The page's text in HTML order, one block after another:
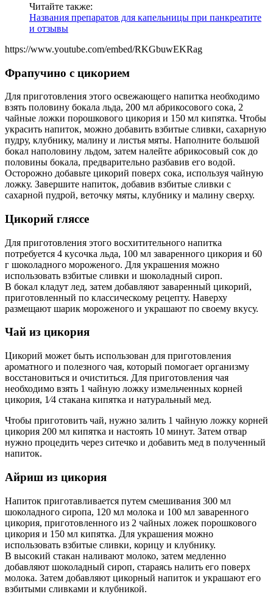
Читайте также:
Названия препаратов для капельницы при панкреатите
и отзывы
https://www.youtube.com/embed/RKGbuwEKRag
Фрапучино с цикорием
Для приготовления этого освежающего напитка необходимо
взять половину бокала льда, 200 мл абрикосового сока, 2
чайные ложки порошкового цикория и 150 мл кипятка. Чтобы
украсить напиток, можно добавить взбитые сливки, сахарную
пудру, клубнику, малину и листья мяты. Наполните большой
бокал наполовину льдом, затем налейте абрикосовый сок до
половины бокала, предварительно разбавив его водой.
Осторожно добавьте цикорий поверх сока, используя чайную
ложку. Завершите напиток, добавив взбитые сливки с
сахарной пудрой, веточку мяты, клубнику и малину сверху.
Цикорий гляссе
Для приготовления этого восхитительного напитка
потребуется 4 кусочка льда, 100 мл заваренного цикория и 60
г шоколадного мороженого. Для украшения можно
использовать взбитые сливки и шоколадный сироп.
В бокал кладут лед, затем добавляют заваренный цикорий,
приготовленный по классическому рецепту. Наверху
размещают шарик мороженого и украшают по своему вкусу.
Чай из цикория
Цикорий может быть использован для приготовления
ароматного и полезного чая, который помогает организму
восстановиться и очиститься. Для приготовления чая
необходимо взять 1 чайную ложку измельченных корней
цикория, 1⁄4 стакана кипятка и натуральный мед.
Чтобы приготовить чай, нужно залить 1 чайную ложку корней
цикория 200 мл кипятка и настоять 10 минут. Затем отвар
нужно процедить через ситечко и добавить мед в полученный
напиток.
Айриш из цикория
Напиток приготавливается путем смешивания 300 мл
шоколадного сиропа, 120 мл молока и 100 мл заваренного
цикория, приготовленного из 2 чайных ложек порошкового
цикория и 150 мл кипятка. Для украшения можно
использовать взбитые сливки, корицу и клубнику.
В высокий стакан наливают молоко, затем медленно
добавляют шоколадный сироп, стараясь налить его поверх
молока. Затем добавляют цикорный напиток и украшают его
взбитыми сливками и клубникой.